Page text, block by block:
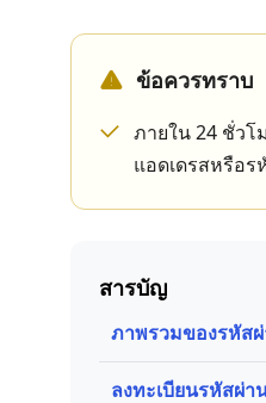
ข้อควรทราบ
ภายใน 24 ชั่วโ
แอดเดรสหรือร
สารบัญ
ภาพรวมของรหัส
ลงทะเบียนรหัสผ่า